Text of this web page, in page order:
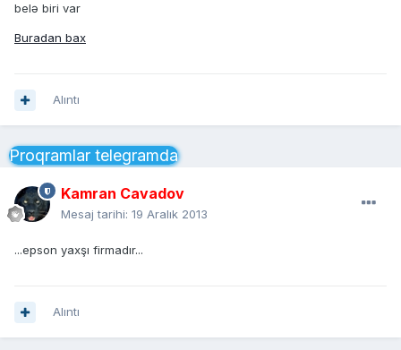
belə biri var
Buradan bax
Alıntı
Proqramlar telegramda
Kamran Cavadov
Mesaj tarihi: 19 Aralık 2013
...epson yaxşı firmadır...
Alıntı